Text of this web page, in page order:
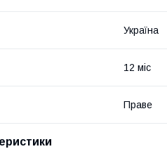
Україна
12 міс
Праве